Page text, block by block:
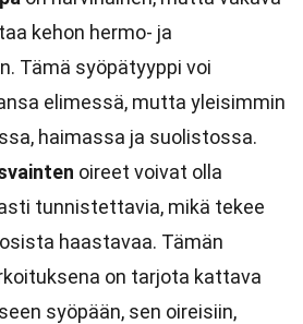
kehon hermo- ja
Tämä syöpätyyppi voi
elimessä, mutta yleisimmin
haimassa ja suolistossa.
oireet voivat olla
tunnistettavia, mikä tekee
haastavaa. Tämän
on tarjota kattava
syöpään, sen oireisiin,